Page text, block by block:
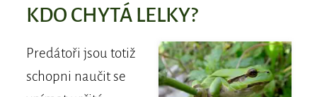
KDO CHYTÁ LELKY?
Predátoři jsou totiž
schopni naučit se